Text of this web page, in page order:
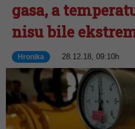
gasa, a
nisu bile
Hronika 28.12.18, 09:10h